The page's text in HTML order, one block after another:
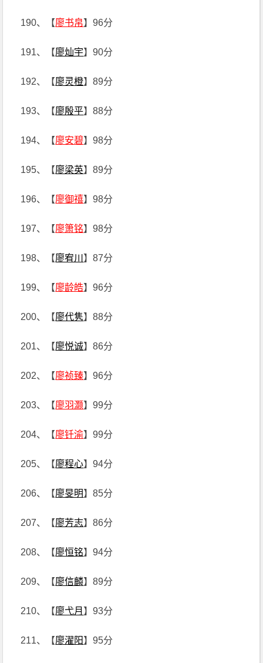
190、【廖书帛】96分
191、【廖灿宇】90分
192、【廖灵橙】89分
193、【廖殷平】88分
194、【廖安碧】98分
195、【廖梁英】89分
196、【廖御禧】98分
197、【廖箫铭】98分
198、【廖宥川 】87分
199、【廖龄皓】96分
200、【廖代隽】88分
201、【廖悦诚】86分
202、【廖祯臻】96分
203、【廖羽灏】99分
204、【廖钎渝】99分
205、【廖程心】94分
206、【廖旻明】85分
207、【廖芳志】86分
208、【廖恒铭】94分
209、【廖信麟】89分
210、【廖弋月 】93分
211、【廖濯阳】95分